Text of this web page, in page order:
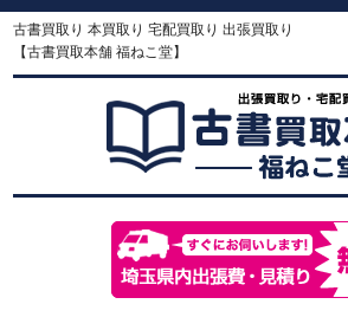
古書買取り 本買取り 宅配買取り 出張買取り
【古書買取本舗 福ねこ堂】